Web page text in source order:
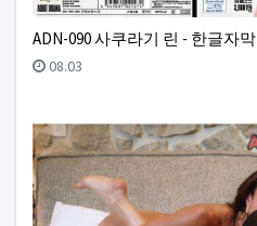
ADN-090 사쿠라기 린 - 한글자막
등록일
08.03